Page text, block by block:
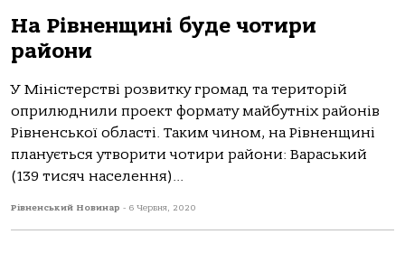
На Рівненщині буде чотири
райони
У Міністерстві розвитку громад та територій
оприлюднили проект формату майбутніх районів
Рівненської області. Таким чином, на Рівненщині
планується утворити чотири райони: Вараський
(139 тисяч населення)...
Рівненський Новинар - 6 Червня, 2020